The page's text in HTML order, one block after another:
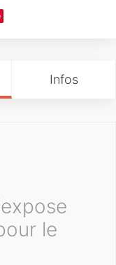
Infos
le